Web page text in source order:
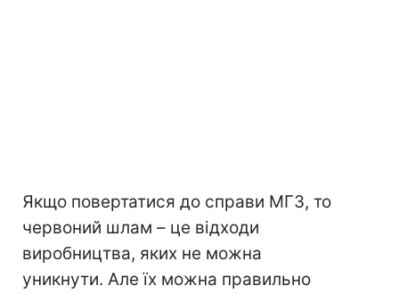
Якщо повертатися до справи МГЗ, то
червоний шлам – це відходи
виробництва, яких не можна
уникнути. Але їх можна правильно